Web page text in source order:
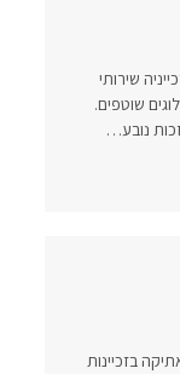
שירותי
שוטפים.
נובע…
בזכיינות